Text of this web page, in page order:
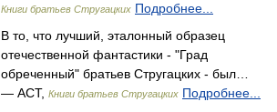
Книги братьев Стругацких Подробнее...
В то, что лучший, эталонный образец
отечественной фантастики - "Град
обреченный" братьев Стругацких - был…
— АСТ, Книги братьев Стругацких Подробнее...